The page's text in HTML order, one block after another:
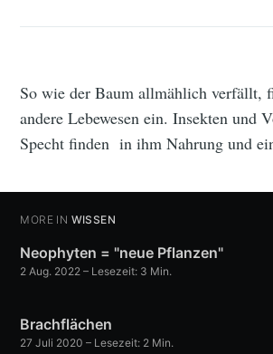
So wie der Baum allmählich verfällt,
andere Lebewesen ein. Insekten und
Specht finden in ihm Nahrung und
MORE IN WISSEN
Neophyten = "neue Pflanzen"
2 Aug. 2022 – Lesezeit: 3 Min.
Brachflächen
27 Juli 2020 – Lesezeit: 2 Min.